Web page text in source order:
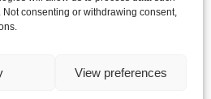
consenting or withdrawing consent,
View preferences